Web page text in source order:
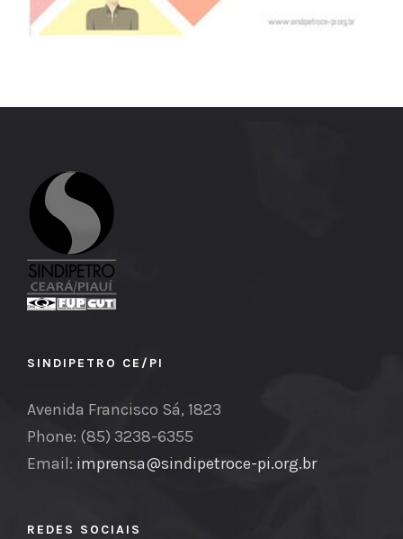
SINDIPETRO CE/PI
Avenida Francisco Sá, 1823
Phone: (85) 3238-6355
Email: imprensa@sindipetroce-pi.org.br
REDES SOCIAIS